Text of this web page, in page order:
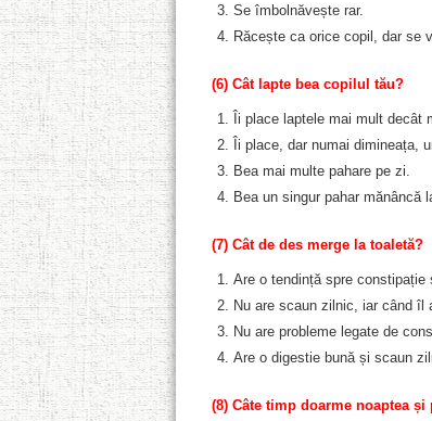
Se îmbolnăvește rar.
Răcește ca orice copil, dar se
(6) Cât lapte bea copilul tău?
Îi place laptele mai mult decât
Îi place, dar numai dimineața,
Bea mai multe pahare pe zi.
Bea un singur pahar mănâncă
(7) Cât de des merge la toaletă?
Are o tendință spre constipație
Nu are scaun zilnic, iar când îl
Nu are probleme legate de
Are o digestie bună și scaun
(8) Câte timp doarme noaptea și